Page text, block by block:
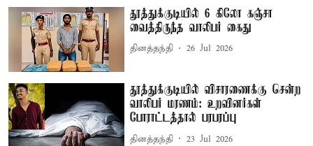
தூத்துக்குடியில் 6 கிலோ கஞ்சா
வைத்திருந்த வாலிபர் கைது
தினத்தந்தி 26 Jul 2026
தூத்துக்குடியில் விசாரணைக்கு சென்ற
வாலிபர் மரணம்: உறவினர்கள்
போராட்டத்தால் பரபரப்பு
தினத்தந்தி 23 Jul 2026